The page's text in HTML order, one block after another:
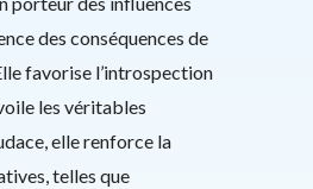
des conséquences de
favorise l’introspection
les véritables
elle renforce la
telles que